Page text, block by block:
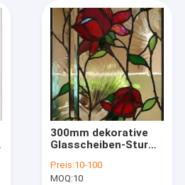
300mm dekorative
Glasscheiben-Sturm-
Onxy 20A 12MM
Preis:10-100
MOQ:10